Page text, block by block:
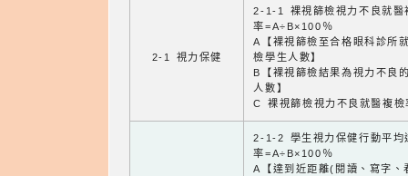
2-1 視力保健
2-1-1 裸視篩檢視力不良就醫
率=A÷B×100％
A【裸視篩檢至合格眼科診所
檢學生人數】
B【裸視篩檢結果為視力不良
人數】
C 裸視篩檢視力不良就醫複檢
2-1-2 學生視力保健行動平均
率=A÷B×100％
A【達到近距離(閱讀、寫字、